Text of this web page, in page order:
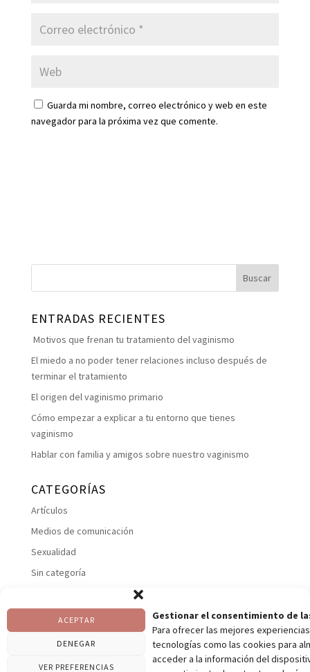
Gestionar el consentimiento de
Para ofrecer las mejores
tecnologías como las cookies para
acceder a la información del
ACEPTAR
DENEGAR
VER PREFERENCIAS
Guarda mi nombre, correo electrónico y web en este
navegador para la próxima vez que comente.
ENTRADAS RECIENTES
Motivos que frenan tu tratamiento del vaginismo
El miedo a no poder tener relaciones incluso después de
terminar el tratamiento
El origen del vaginismo primario
Cómo empezar a explicar a tu entorno que tienes
vaginismo
Hablar con familia y amigos sobre nuestro vaginismo
CATEGORÍAS
Artículos
Medios de comunicación
Sexualidad
Sin categoría
Uncategorized